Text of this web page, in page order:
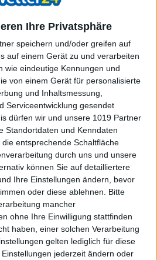
Ihre Privatsphäre
speichern und/oder greifen auf
auf einem Gerät zu und verarbeiten
wie eindeutige Kennungen und
von einem Gerät für personalisierte
und Inhaltsmessung,
Serviceentwicklung gesendet
dürfen wir und unsere 1019 Partner
Standortdaten und Kenndaten
entsprechende Schaltfläche
durch uns und unsere
können Sie auf detailliertere
Ihre Einstellungen ändern, bevor
oder diese ablehnen.
Bitte
mancher
ohne Ihre Einwilligung stattfinden
haben, einer solchen Verarbeitung
gelten lediglich für diese
jederzeit ändern oder